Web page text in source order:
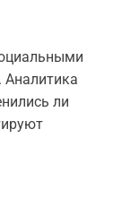
Аналитика
ли